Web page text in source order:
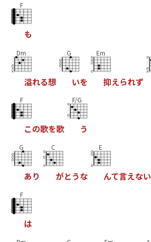
F
も
Dm
溢れる想
G
いを
Em
抑えられず
F
この歌を歌
F/G
う
G
あ り
C
がとうな
E
んて言えない
F
は